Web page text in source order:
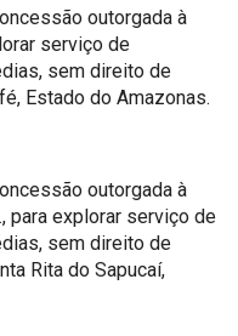
outorgada à
serviço de
sem direito de
Estado do Amazonas.
outorgada à
para explorar serviço de
sem direito de
Rita do Sapucaí,